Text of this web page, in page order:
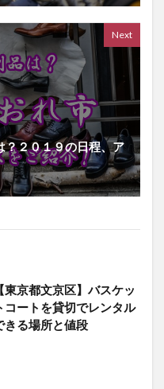
Next
？２０１９の日程、ア
【東京都文京区】バスケッ
コートを貸切でレンタル
きる場所と値段